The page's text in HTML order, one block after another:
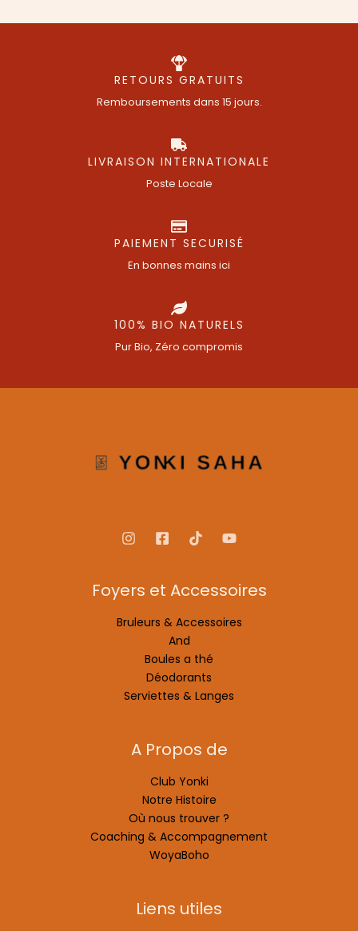
RETOURS GRATUITS
Remboursements dans 15 jours.
LIVRAISON INTERNATIONALE
Poste Locale
PAIEMENT SECURISÉ
En bonnes mains ici
100% BIO NATURELS
Pur Bio, Zéro compromis
Foyers et Accessoires
Bruleurs & Accessoires
And
Boules a thé
Déodorants
Serviettes & Langes
A Propos de
Club Yonki
Notre Histoire
Où nous trouver ?
Coaching & Accompagnement
WoyaBoho
Liens utiles